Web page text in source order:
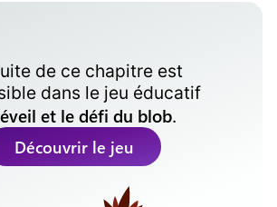
de ce chapitre est
dans le jeu éducatif
et le défi du blob.
Découvrir le jeu